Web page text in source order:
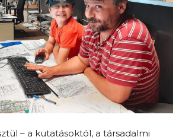
– a kutatásoktól, a társadalmi